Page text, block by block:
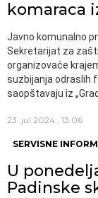
komaraca
Javno komunalno
Sekretarijat za
organizovaće
suzbijanja odraslih
saopštavaju iz
23. jul 2024., 13:06
SERVISNE
U
Padinske